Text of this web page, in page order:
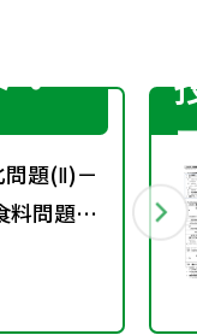
・
問題(Ⅱ)－
料問題
］